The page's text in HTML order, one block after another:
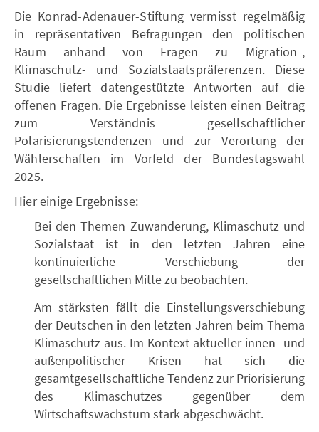
Die Konrad-Adenauer-Stiftung vermisst regelmäßig
in repräsentativen Befragungen den politischen
Raum anhand von Fragen zu Migration-,
Klimaschutz- und Sozialstaatspräferenzen. Diese
Studie liefert datengestützte Antworten auf die
offenen Fragen. Die Ergebnisse leisten einen Beitrag
zum Verständnis gesellschaftlicher
Polarisierungstendenzen und zur Verortung der
Wählerschaften im Vorfeld der Bundestagswahl
2025.
Hier einige Ergebnisse:
Bei den Themen Zuwanderung, Klimaschutz und
Sozialstaat ist in den letzten Jahren eine
kontinuierliche Verschiebung der
gesellschaftlichen Mitte zu beobachten.
Am stärksten fällt die Einstellungsverschiebung
der Deutschen in den letzten Jahren beim Thema
Klimaschutz aus. Im Kontext aktueller innen- und
außenpolitischer Krisen hat sich die
gesamtgesellschaftliche Tendenz zur Priorisierung
des Klimaschutzes gegenüber dem
Wirtschaftswachstum stark abgeschwächt.